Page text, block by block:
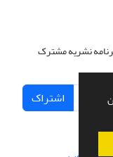
نشریه مشترک
اشتراک